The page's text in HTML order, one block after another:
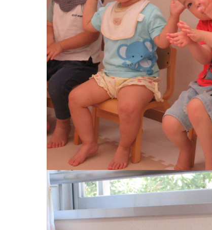
学校法⼈諏訪森学園 諏訪森幼稚園
⼤阪府私⽴幼稚園連盟
社会福祉法人野田福祉会